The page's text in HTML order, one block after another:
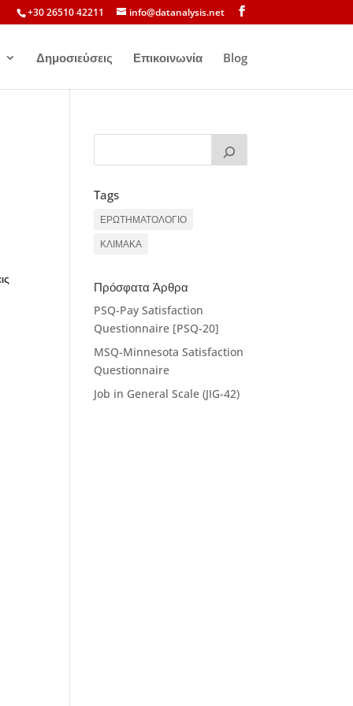
+30 26510 42211 info@datanalysis.net
Δημοσιεύσεις Επικοινωνία Blog
Tags
ΕΡΩΤΗΜΑΤΟΛΟΓΙΟ
ΚΛΙΜΑΚΑ
Πρόσφατα Άρθρα
PSQ-Pay Satisfaction
Questionnaire [PSQ-20]
MSQ-Minnesota Satisfaction
Questionnaire
Job in General Scale (JIG-42)